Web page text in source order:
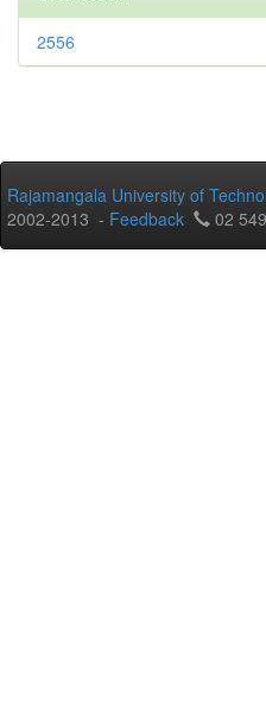
2556
Rajamangala University of
2002-2013 - Feedback 02